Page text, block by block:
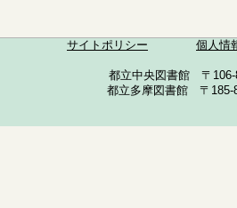
サイトポリシー 個人情
都立中央図書館 〒
都立多摩図書館 〒185-